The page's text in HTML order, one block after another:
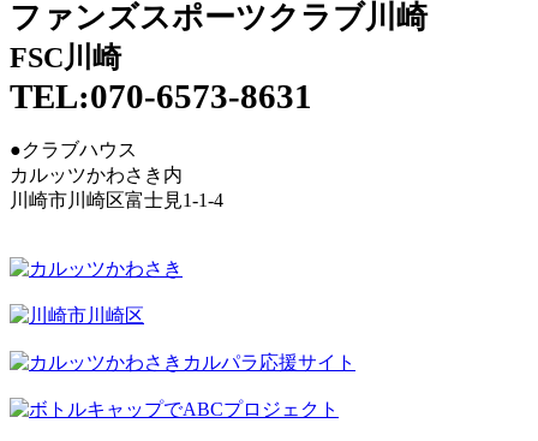
ファンズスポーツクラブ川崎
FSC川崎
TEL:070-6573-8631
●クラブハウス
カルッツかわさき内
川崎市川崎区富士見1-1-4